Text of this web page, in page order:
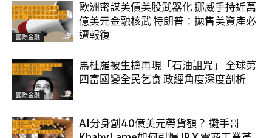
國際金融
歐洲密謀美債美股武器化 挪威手持近萬
億美元金融核武 特朗普：拋售美資產必
遭報復
國際金融
馬杜羅被生擒再現「石油詛咒」 全球第
四富國變全民乞食 政經角度深度剖析
AI分身創40億美元帶貨額？ 攤手哥